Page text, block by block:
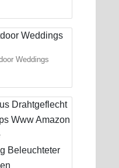
Weddings